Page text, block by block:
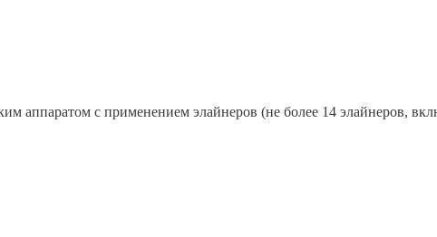
аппаратом с применением элайнеров (не более 14 элайнеров,